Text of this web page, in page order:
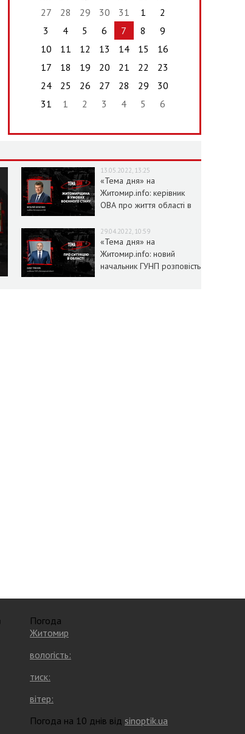
27
28 29 30 31 1
2
3
4 5 6 7 8
9
10
11 12 13 14 15
16
17
18 19 20 21 22
23
24
25 26 27 28 29
30
31
1 2 3 4 5 6
13.05.2022, 13:25
«Тема дня» на
Житомир.info: керівник
ОВА про життя області в
29.04.2022, 10:59
«Тема дня» на
Житомир.info: новий
начальник ГУНП розповість
Погода
Житомир
вологість:
тиск:
вітер:
Погода на 10 днів від sinoptik.ua